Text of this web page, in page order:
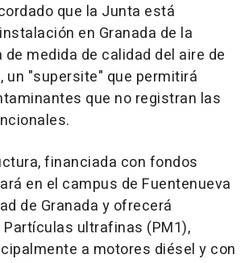
que la Junta está
en Granada de la
medida de calidad del aire de
un "supersite" que permitirá
que no registran las
financiada con fondos
en el campus de Fuentenueva
de Granada y ofrecerá
ultrafinas (PM1),
a motores diésel y con